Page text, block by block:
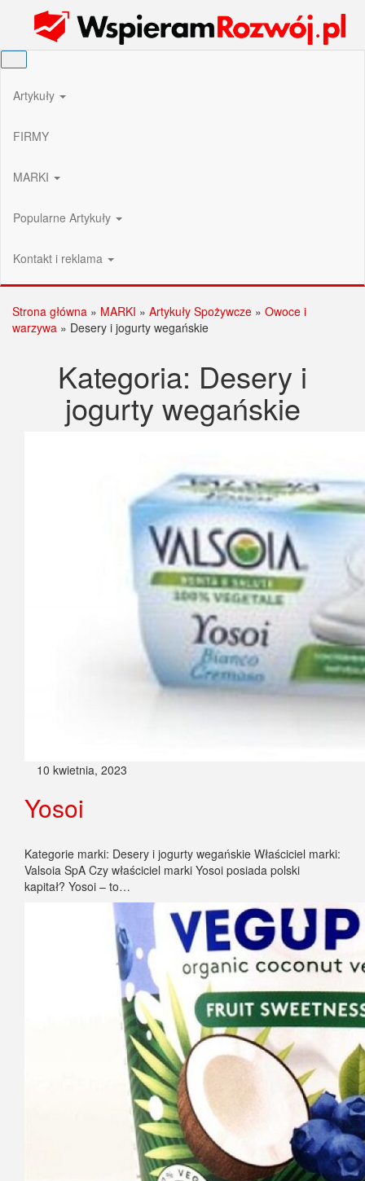
Wspieram Rozwój PL
Artykuły
FIRMY
MARKI
Popularne Artykuły
Kontakt i reklama
Strona główna » MARKI » Artykuły Spożywcze » Owoce i
warzywa » Desery i jogurty wegańskie
Kategoria: Desery i
jogurty wegańskie
10 kwietnia, 2023
Yosoi
Kategorie marki: Desery i jogurty wegańskie Właściciel marki:
Valsoia SpA Czy właściciel marki Yosoi posiada polski
kapitał? Yosoi – to…